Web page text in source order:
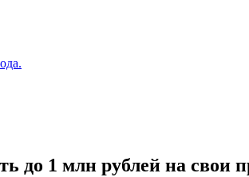
до 1 млн рублей на свои